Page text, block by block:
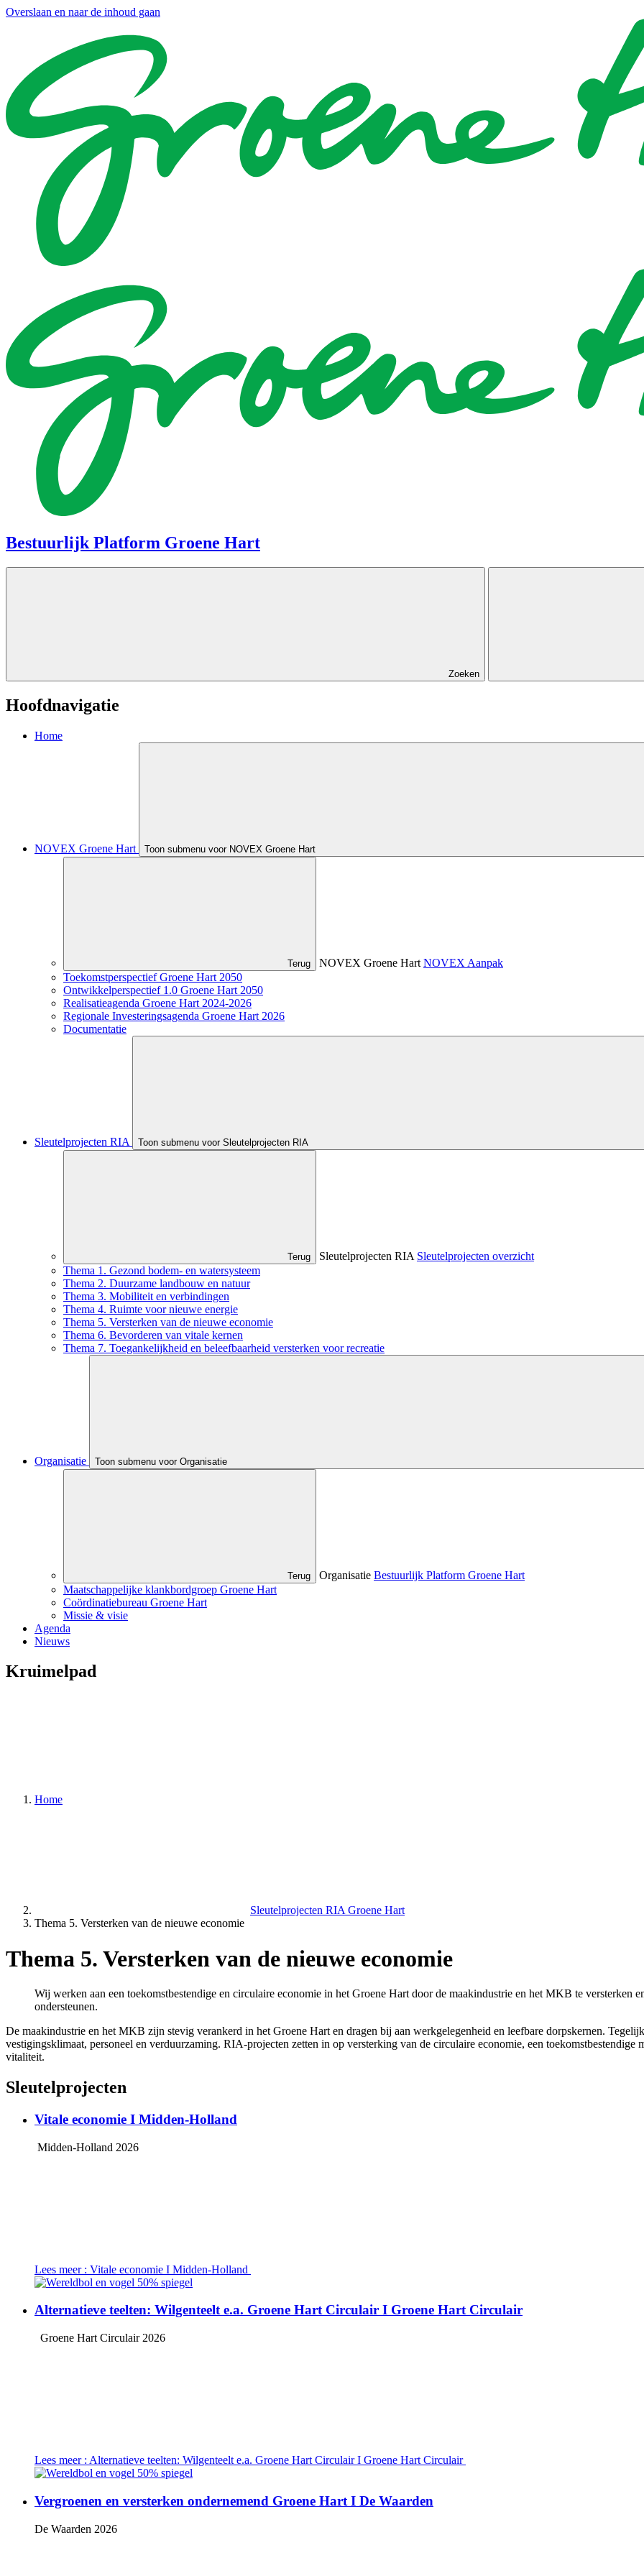
Overslaan en naar de inhoud gaan
Bestuurlijk Platform Groene Hart
Zoeken
Hoofdnavigatie
Home
NOVEX Groene Hart Toon submenu voor NOVEX Groene Hart
Terug NOVEX Groene Hart NOVEX Aanpak
Toekomstperspectief Groene Hart 2050
Ontwikkelperspectief 1.0 Groene Hart 2050
Realisatieagenda Groene Hart 2024-2026
Regionale Investeringsagenda Groene Hart 2026
Documentatie
Sleutelprojecten RIA Toon submenu voor Sleutelprojecten RIA
Terug Sleutelprojecten RIA Sleutelprojecten overzicht
Thema 1. Gezond bodem- en watersysteem
Thema 2. Duurzame landbouw en natuur
Thema 3. Mobiliteit en verbindingen
Thema 4. Ruimte voor nieuwe energie
Thema 5. Versterken van de nieuwe economie
Thema 6. Bevorderen van vitale kernen
Thema 7. Toegankelijkheid en beleefbaarheid versterken voor recreatie
Organisatie Toon submenu voor Organisatie
Terug Organisatie Bestuurlijk Platform Groene Hart
Maatschappelijke klankbordgroep Groene Hart
Coördinatiebureau Groene Hart
Missie & visie
Agenda
Nieuws
Kruimelpad
Home
Sleutelprojecten RIA Groene Hart
Thema 5. Versterken van de nieuwe economie
Thema 5. Versterken van de nieuwe economie
Wij werken aan een toekomstbestendige en circulaire economie in het Groene Hart door de maakindustrie en het MKB te versterken
ondersteunen.
De maakindustrie en het MKB zijn stevig verankerd in het Groene Hart en dragen bij aan werkgelegenheid en leefbare dorpskernen.
vestigingsklimaat, personeel en verduurzaming. RIA-projecten zetten in op versterking van de circulaire economie, een
vitaliteit.
Sleutelprojecten
Vitale economie I Midden-Holland
Midden-Holland 2026
Lees meer : Vitale economie I Midden-Holland
Alternatieve teelten: Wilgenteelt e.a. Groene Hart Circulair I Groene Hart Circulair
Groene Hart Circulair 2026
Lees meer : Alternatieve teelten: Wilgenteelt e.a. Groene Hart Circulair I Groene Hart Circulair
Vergroenen en versterken ondernemend Groene Hart I De Waarden
De Waarden 2026